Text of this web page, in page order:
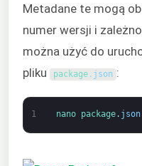
Metadane te mogą
numer wersji i
można użyć do
pliku
package. json :
1 nano package. json